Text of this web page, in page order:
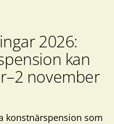
2026:
kan
november
konstnärspension som